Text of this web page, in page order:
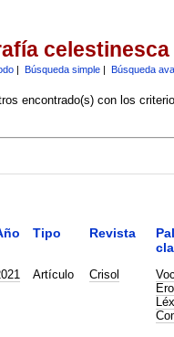
celestinesca
| Búsqueda simple| Búsqueda
encontrado(s) con los
Tipo Revista
Artículo Crisol